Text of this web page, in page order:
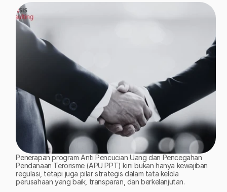
Penerapan program Anti Pencucian Uang dan Pencegahan
Pendanaan Terorisme (APU PPT) kini bukan hanya kewajiban
regulasi, tetapi juga pilar strategis dalam tata kelola
perusahaan yang baik, transparan, dan berkelanjutan.